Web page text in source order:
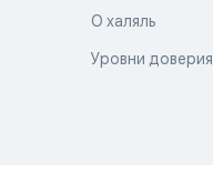
О халяль
Уровни доверия